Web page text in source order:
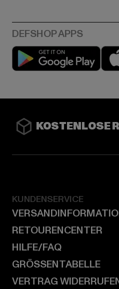
KOSTENLOSE
KUNDENSERVICE
RETOURENCENTER
HILFE/FAQ
GRÖSSENTABELLE
VERTRAG